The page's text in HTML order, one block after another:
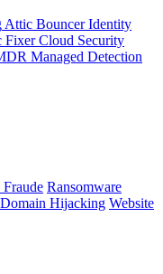
Attic Bouncer Identity
Fixer Cloud Security
Managed Detection
Ransomware
Domain Hijacking Website